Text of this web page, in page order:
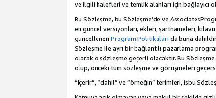
ve ilgili halefleri ve temlik alanları için bağlayıcı
Bu Sözleşme, bu Sözleşme’de ve
en güncel versiyonları, ekleri, şartnameleri,
güncellenen Program Politikaları da buna
Sözleşme ile ayrı bir bağlantılı pazarlama
olarak o sözleşme geçerli olacaktır. Bu Sözleşme
olup, önceki tüm sözleşme ve görüşmeleri
“İçerir”, “dahil” ve “örneğin” terimleri, işbu